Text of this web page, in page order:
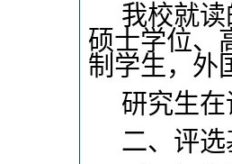
我校就
硕士学位、
制学生，外
研究生
二、评